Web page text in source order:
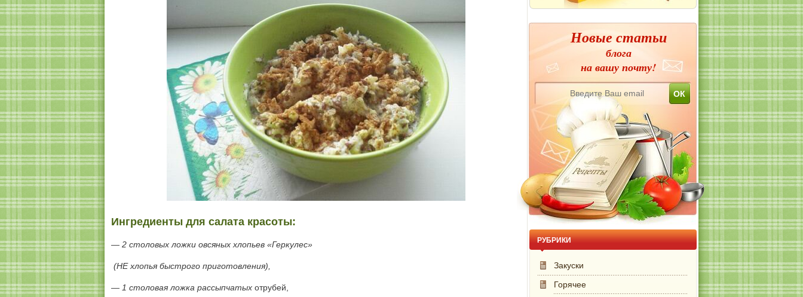
Ингредиенты для салата красоты:
— 2 столовых ложки овсяных хлопьев «Геркулес»
(НЕхлопья быстрого приготовления),
— 1 столовая ложка рассыпчатых отрубей,
Новые статьи
блога
на вашу почту!
РУБРИКИ
Закуски
Горячее